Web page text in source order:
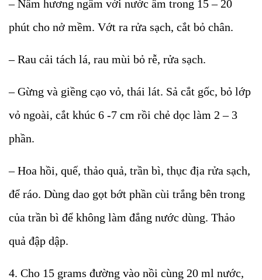
– Nấm hương ngâm với nước ấm trong 15 – 20
phút cho nở mềm. Vớt ra rửa sạch, cắt bỏ chân.
– Rau cải tách lá, rau mùi bỏ rễ, rửa sạch.
– Gừng và giềng cạo vỏ, thái lát. Sả cắt gốc, bỏ lớp
vỏ ngoài, cắt khúc 6 -7 cm rồi chẻ dọc làm 2 – 3
phần.
– Hoa hồi, quế, thảo quả, trần bì, thục địa rửa sạch,
để ráo. Dùng dao gọt bớt phần cùi trắng bên trong
của trần bì để không làm đắng nước dùng. Thảo
quả đập dập.
4. Cho 15 grams đường vào nồi cùng 20 ml nước,